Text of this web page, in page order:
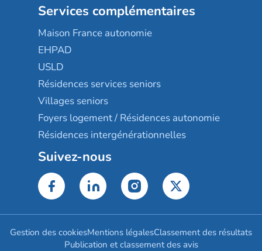
Services complémentaires
Maison France autonomie
EHPAD
USLD
Résidences services seniors
Villages seniors
Foyers logement / Résidences autonomie
Résidences intergénérationnelles
Suivez-nous
Gestion des cookiesMentions légalesClassement des résultats
Publication et classement des avis